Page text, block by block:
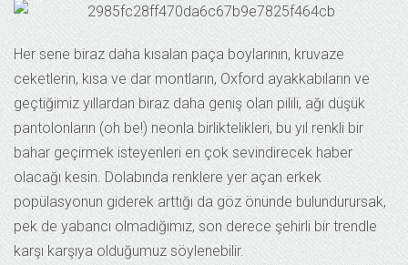
Her sene biraz daha kısalan paça boylarının, kruvaze
ceketlerin, kısa ve dar montların, Oxford ayakkabıların ve
geçtiğimiz yıllardan biraz daha geniş olan pilili, ağı düşük
pantolonların (oh be!) neonla birliktelikleri, bu yıl renkli bir
bahar geçirmek isteyenleri en çok sevindirecek haber
olacağı kesin. Dolabında renklere yer açan erkek
popülasyonun giderek arttığı da göz önünde bulundurursak,
pek de yabancı olmadığımız, son derece şehirli bir trendle
karşı karşıya olduğumuz söylenebilir.